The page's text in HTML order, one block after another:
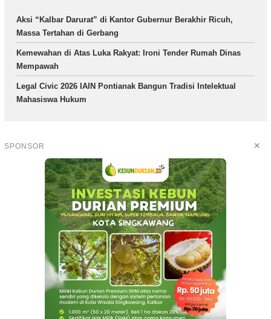
Aksi “Kalbar Darurat” di Kantor Gubernur Berakhir Ricuh,
Massa Tertahan di Gerbang
Kemewahan di Atas Luka Rakyat: Ironi Tender Rumah Dinas
Mempawah
Legal Civic 2026 IAIN Pontianak Bangun Tradisi Intelektual
Mahasiswa Hukum
SPONSOR ✕